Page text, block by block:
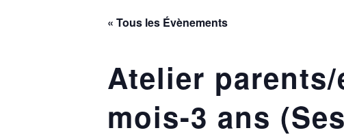
« Tous les Évènements
Atelier
mois-3 ans